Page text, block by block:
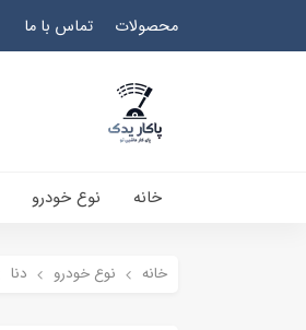
محصولات تماس با ما
خانه نوع خودرو
خانه نوع خودرو دنا